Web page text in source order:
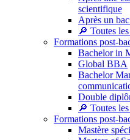
scientifique
Après un
🔎 Toutes
Formations post-
Bachelor in
Global BBA
Bachelor
Double
🔎 Toutes
Formations post-
Mastère